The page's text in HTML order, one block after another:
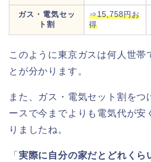
ガス・電気セッ
ト割
⇒15,758円お
得
このように東京ガスは何人世帯
とが分かります。
また、ガス・電気セット割をつ
ースで今までよりも電気代が安
りましたね。
「 実際に自分の家だとどれくら